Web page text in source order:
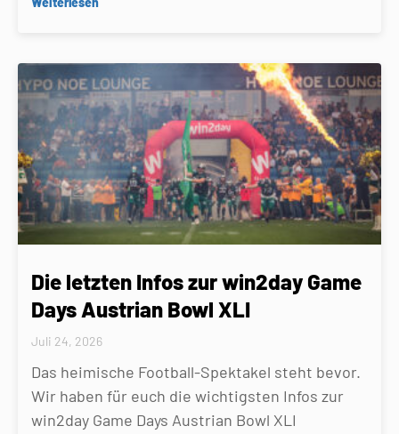
Die letzten Infos zur win2day Game
Days Austrian Bowl XLI
Juli 24, 2026
Das heimische Football-Spektakel steht bevor.
Wir haben für euch die wichtigsten Infos zur
win2day Game Days Austrian Bowl XLI